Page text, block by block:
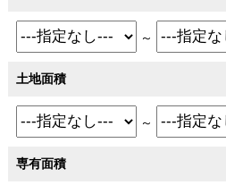
～
土地面積
～
専有面積